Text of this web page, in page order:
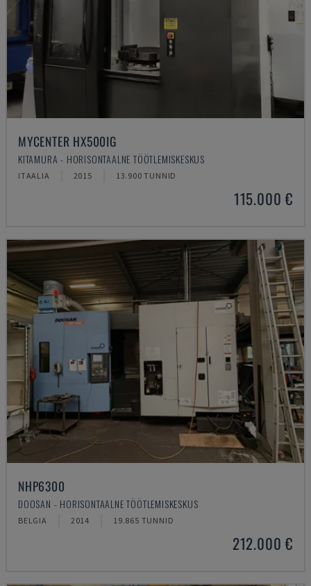
MYCENTER HX500IG
KITAMURA - HORISONTAALNE TÖÖTLEMISKESKUS
ITAALIA 2015 13.900 TUNNID
115.000 €
NHP6300
DOOSAN - HORISONTAALNE TÖÖTLEMISKESKUS
BELGIA 2014 19.865 TUNNID
212.000 €